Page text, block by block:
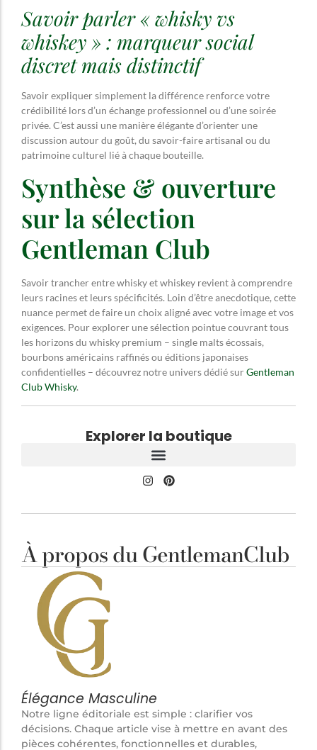
Savoir parler « whisky vs
whiskey » : marqueur social
discret mais distinctif
Savoir expliquer simplement la différence renforce votre
crédibilité lors d’un échange professionnel ou d’une soirée
privée. C’est aussi une manière élégante d’orienter une
discussion autour du goût, du savoir-faire artisanal ou du
patrimoine culturel lié à chaque bouteille.
Synthèse & ouverture
sur la sélection
Gentleman Club
Savoir trancher entre whisky et whiskey revient à comprendre
leurs racines et leurs spécificités. Loin d’être anecdotique, cette
nuance permet de faire un choix aligné avec votre image et vos
exigences. Pour explorer une sélection pointue couvrant tous
les horizons du whisky premium – single malts écossais,
bourbons américains raffinés ou éditions japonaises
confidentielles – découvrez notre univers dédié surGentleman
Club Whisky.
Explorer la boutique
À propos du GentlemanClub
Élégance Masculine
Notre ligne éditoriale est simple : clarifier vos
décisions. Chaque article vise à mettre en avant des
pièces cohérentes, fonctionnelles et durables,